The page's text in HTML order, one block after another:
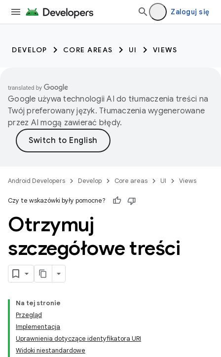
Zaloguj się
DEVELOP CORE AREAS UI VIEWS
Google używa technologii AI do tłumaczenia treści na
Twój preferowany język. Tłumaczenia wygenerowane
przez AI mogą zawierać błędy.
Android Developers Develop Core areas UI Views
Czy te wskazówki były pomocne?
Otrzymuj
szczegółowe treści
Na tej stronie
Przegląd
Implementacja
Uprawnienia dotyczące identyfikatora URI
Widoki niestandardowe